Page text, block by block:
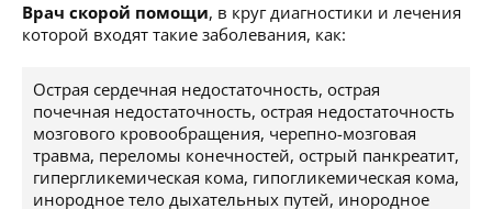
Врач скорой помощи, в круг диагностики и лечения
которой входят такие заболевания, как:
Острая сердечная недостаточность, острая
почечная недостаточность, острая недостаточность
мозгового кровообращения, черепно-мозговая
травма, переломы конечностей, острый панкреатит,
гипергликемическая кома, гипогликемическая кома,
инородное тело дыхательных путей, инородное